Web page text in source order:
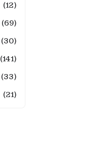
(12)
(69)
(30)
(141)
(33)
(21)